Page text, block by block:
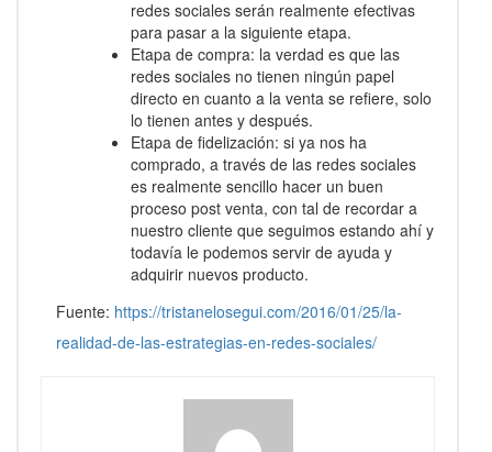
redes sociales serán realmente efectivas
para pasar a la siguiente etapa.
Etapa de compra: la verdad es que las
redes sociales no tienen ningún papel
directo en cuanto a la venta se refiere, solo
lo tienen antes y después.
Etapa de fidelización: si ya nos ha
comprado, a través de las redes sociales
es realmente sencillo hacer un buen
proceso post venta, con tal de recordar a
nuestro cliente que seguimos estando ahí y
todavía le podemos servir de ayuda y
adquirir nuevos producto.
Fuente: https://tristanelosegui.com/2016/01/25/la-
realidad-de-las-estrategias-en-redes-sociales/